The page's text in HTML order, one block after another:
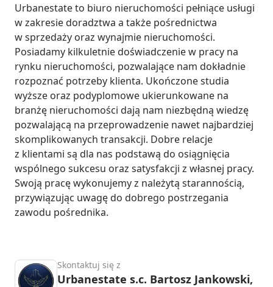
Urbanestate to biuro nieruchomości pełniące usługi
w zakresie doradztwa a także pośrednictwa
w sprzedaży oraz wynajmie nieruchomości.
Posiadamy kilkuletnie doświadczenie w pracy na
rynku nieruchomości, pozwalające nam dokładnie
rozpoznać potrzeby klienta. Ukończone studia
wyższe oraz podyplomowe ukierunkowane na
branżę nieruchomości dają nam niezbędną wiedzę
pozwalającą na przeprowadzenie nawet najbardziej
skomplikowanych transakcji. Dobre relacje
z klientami są dla nas podstawą do osiągnięcia
wspólnego sukcesu oraz satysfakcji z własnej pracy.
Swoją pracę wykonujemy z należytą starannością,
przywiązując uwagę do dobrego postrzegania
zawodu pośrednika.
Skontaktuj się z
Urbanestate s.c. Bartosz Jankowski,